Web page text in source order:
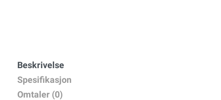
Beskrivelse
Spesifikasjon
Omtaler (0)